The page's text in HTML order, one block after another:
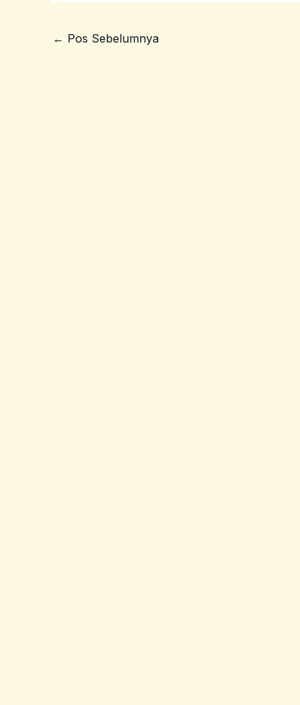
← Pos Sebelumnya